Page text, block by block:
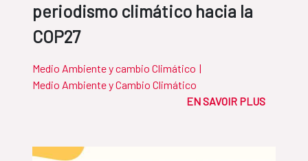
periodismo climático hacia la
COP27
Medio Ambiente y cambio Climático |
Medio Ambiente y Cambio Climático
EN SAVOIR PLUS